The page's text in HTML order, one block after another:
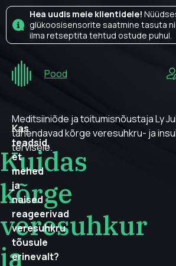
Hea uudis meie klientidele!
glükoosisensorite saatmine tasuta
ilma retseptita tehtud ostude puhul.
Pood
Kuidas
kõrge
veresuhkur
ja
Kas
teadsid,
et
mehed
ja
naised
reageerivad
veresuhkru
tõusule
erinevalt?
Meditsiiniõde ja toitumisnõustaja Ly
tähendavad kõrge veresuhkru- ja
tervisele.